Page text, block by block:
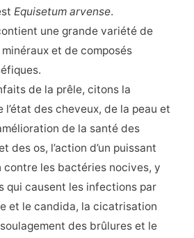
Equisetum arvense.
une grande variété de
et de composés
de la prêle, citons la
l’état des cheveux, de la peau et
de la santé des
des os, l’action d’un puissant
contre les bactéries nocives, y
qui causent les infections par
et le candida, la cicatrisation
des brûlures et le